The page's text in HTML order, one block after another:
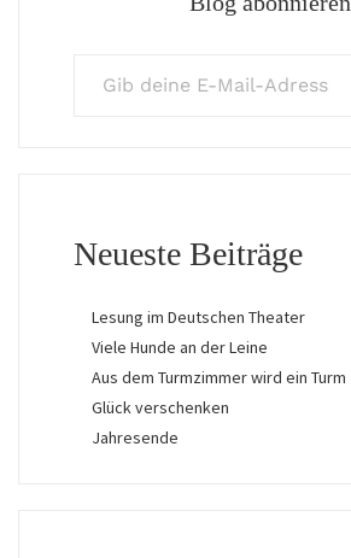
Neueste Beiträge
Lesung im Deutschen Theater
Viele Hunde an der Leine
Aus dem Turmzimmer wird ein Turm
Glück verschenken
Jahresende